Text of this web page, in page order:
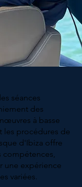
séances
des
à basse
les procédures de
d'Ibiza offre
compétences,
une expérience
variées.